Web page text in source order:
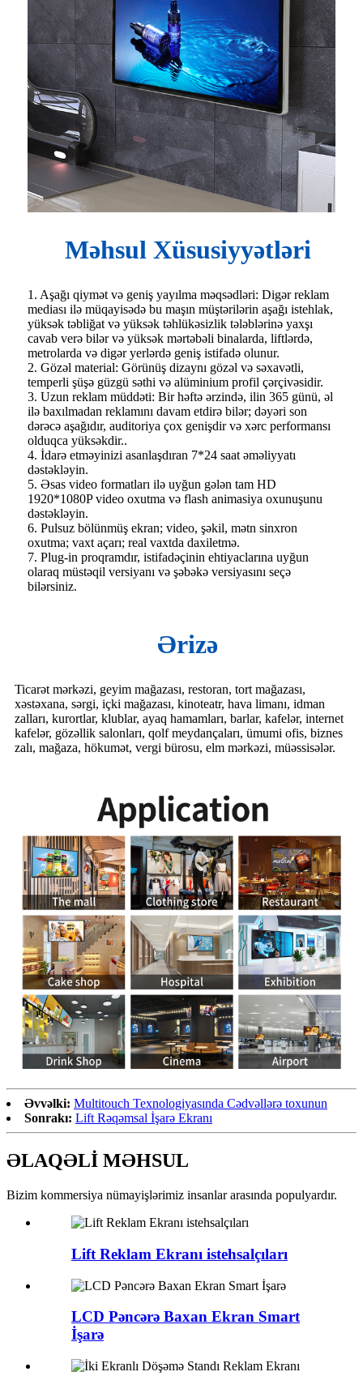
Məhsul Xüsusiyyətləri
1. Aşağı qiymət və geniş yayılma məqsədləri: Digər reklam
mediası ilə müqayisədə bu maşın müştərilərin aşağı istehlak,
yüksək təbliğat və yüksək təhlükəsizlik tələblərinə yaxşı
cavab verə bilər və yüksək mərtəbəli binalarda, liftlərdə,
metrolarda və digər yerlərdə geniş istifadə olunur.
2. Gözəl material: Görünüş dizaynı gözəl və səxavətli,
temperli şüşə güzgü səthi və alüminium profil çərçivəsidir.
3. Uzun reklam müddəti: Bir həftə ərzində, ilin 365 günü, əl
ilə baxılmadan reklamını davam etdirə bilər; dəyəri son
dərəcə aşağıdır, auditoriya çox genişdir və xərc performansı
olduqca yüksəkdir..
4. İdarə etməyinizi asanlaşdıran 7*24 saat əməliyyatı
dəstəkləyin.
5. Əsas video formatları ilə uyğun gələn tam HD
1920*1080P video oxutma və flash animasiya oxunuşunu
dəstəkləyin.
6. Pulsuz bölünmüş ekran; video, şəkil, mətn sinxron
oxutma; vaxt açarı; real vaxtda daxiletmə.
7. Plug-in proqramdır, istifadəçinin ehtiyaclarına uyğun
olaraq müstəqil versiyanı və şəbəkə versiyasını seçə
bilərsiniz.
Ərizə
Ticarət mərkəzi, geyim mağazası, restoran, tort mağazası,
xəstəxana, sərgi, içki mağazası, kinoteatr, hava limanı, idman
zalları, kurortlar, klublar, ayaq hamamları, barlar, kafelər, internet
kafelər, gözəllik salonları, qolf meydançaları, ümumi ofis, biznes
zalı, mağaza, hökumət, vergi bürosu, elm mərkəzi, müəssisələr.
Əvvəlki: Multitouch Texnologiyasında Cədvəllərə toxunun
Sonrakı: Lift Rəqəmsal İşarə Ekranı
ƏLAQƏLİ MƏHSUL
Bizim kommersiya nümayişlərimiz insanlar arasında populyardır.
Lift Reklam Ekranı istehsalçıları
LCD Pəncərə Baxan Ekran Smart
İşarə